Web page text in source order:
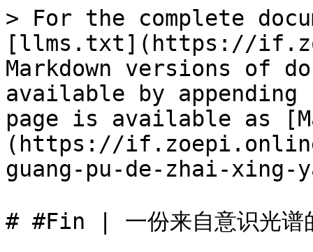
> For the complete
[llms.txt](https://
Markdown versions of
available by
page is available as
(https://
guang-pu-de-zhai-xing-
# #Fin | 一份来自意识光谱